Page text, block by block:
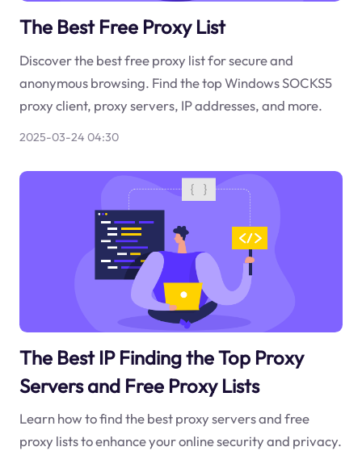
The Best Free Proxy List
Discover the best free proxy list for secure and
anonymous browsing. Find the top Windows SOCKS5
proxy client, proxy servers, IP addresses, and more.
2025-03-24 04:30
The Best IP Finding the Top Proxy
Servers and Free Proxy Lists
Learn how to find the best proxy servers and free
proxy lists to enhance your online security and privacy.